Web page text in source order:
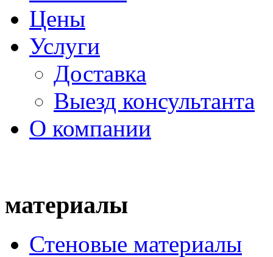
Цены
Услуги
Доставка
Выезд консультанта
О компании
материалы
Стеновые материалы